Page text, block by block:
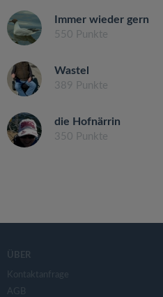
Immer wieder gern
550 Punkte
Wastel
389 Punkte
die Hofnärrin
350 Punkte
ÜBER
Kontaktanfrage
AGB